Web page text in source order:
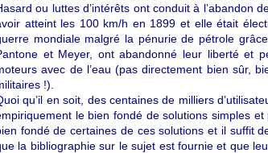
ou luttes d’intérêts ont conduit à l’abandon
atteint les 100 km/h en 1899 et elle était
mondiale malgré la pénurie de pétrole
et Meyer, ont abandonné leur liberté et
avec de l’eau (pas directement bien sûr,
!).
qu’il en soit, des centaines de milliers
le bien fondé de solutions simples
fondé de certaines de ces solutions et il suffit
la bibliographie sur le sujet est fournie et que